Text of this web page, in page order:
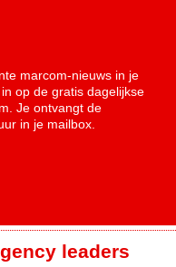
marcom-nieuws in je
in op de gratis dagelijkse
Je ontvangt de
in je mailbox.
leaders